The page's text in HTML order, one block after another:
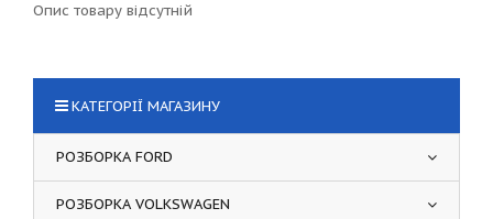
Опис товару відсутній
КАТЕГОРІЇ МАГАЗИНУ
РОЗБОРКА FORD
РОЗБОРКА VOLKSWAGEN